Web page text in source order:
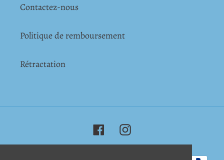
Contactez-nous
Politique de remboursement
Rétractation
FacebookInstagram